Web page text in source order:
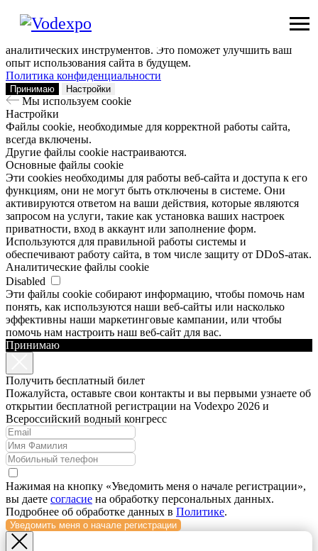
Мы используем сookie
Заходя на наш сайт, вы помогаете нам сделать его лучше: мы
аналитических инструментов. Это поможет улучшить ваш
опыт использования сайта в будущем.
Политика конфиденциальности
Принимаю Настройки
Мы используем сookie
Настройки
Файлы cookie, необходимые для корректной работы сайта,
всегда включены.
Другие файлы cookie настраиваются.
Основные файлы cookie
Эти cookies необходимы для работы веб-сайта и доступа к его
функциям, они не могут быть отключены в системе. Они
активируются ответом на ваши действия, которые являются
запросом на услуги, такие как установка ваших настроек
приватности, вход в аккаунт или заполнение форм.
Используются для правильной работы системы и
обеспечивают работу сайта, в том числе защиту от DDoS-атак.
Аналитические файлы cookie
Disabled
Эти файлы cookie собирают информацию, чтобы помочь нам
понять, как используются наши веб-сайты или насколько
эффективны наши маркетинговые кампании, или чтобы
помочь нам настроить наш веб-сайт для вас.
Принимаю
Получить бесплатный билет
Пожалуйста, оставьте свои контакты и вы первыми узнаете об
открытии бесплатной регистрации на Vodexpo 2026 и
Всероссийский водный конгресс
Нажимая на кнопку «Уведомить меня о начале регистрации»,
вы даете согласие на обработку персональных данных.
Подробнее об обработке данных в Политике.
Уведомить меня о начале регистрации